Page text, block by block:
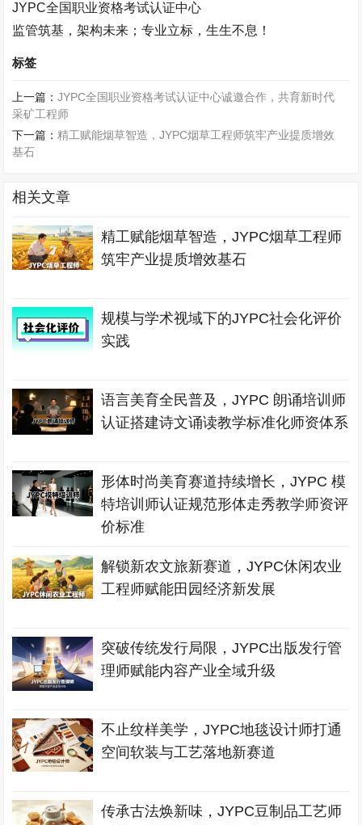
JYPC全国职业资格考试认证中心
监管筑基，架构未来；专业立标，生生不息！
标签
上一篇：JYPC全国职业资格考试认证中心诚邀合作，共育新时代
采矿工程师
下一篇： 精工赋能烟草智造，JYPC烟草工程师筑牢产业提质增效
基石
相关文章
精工赋能烟草智造，JYPC烟草工程师
筑牢产业提质增效基石
规模与学术视域下的JYPC社会化评价
实践
语言美育全民普及，JYPC 朗诵培训师
认证搭建诗文诵读教学标准化师资体系
形体时尚美育赛道持续增长，JYPC 模
特培训师认证规范形体走秀教学师资评
价标准
解锁新农文旅新赛道，JYPC休闲农业
工程师赋能田园经济新发展
突破传统发行局限，JYPC出版发行管
理师赋能内容产业全域升级
不止纹样美学，JYPC地毯设计师打通
空间软装与工艺落地新赛道
传承古法焕新味，JYPC豆制品工艺师